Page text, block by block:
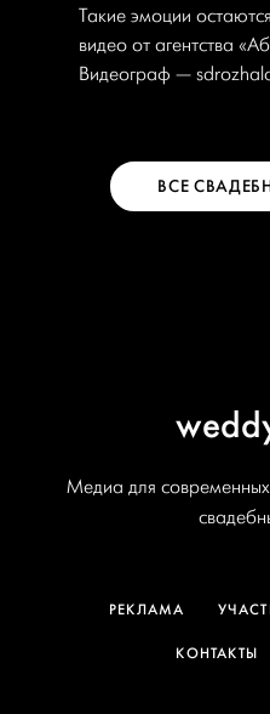
Такие эмоции
видео от агентства
Видеограф —
ВСЕ
Медиа для современных
РЕКЛАМА
КОНТАКТЫ